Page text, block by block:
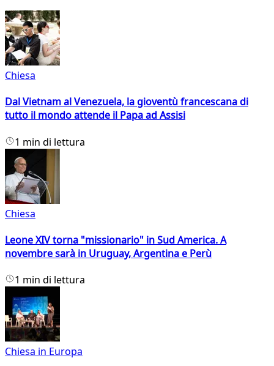
Chiesa
Dal Vietnam al Venezuela, la gioventù francescana di
tutto il mondo attende il Papa ad Assisi
1 min di lettura
Chiesa
Leone XIV torna "missionario" in Sud America. A
novembre sarà in Uruguay, Argentina e Perù
1 min di lettura
Chiesa in Europa